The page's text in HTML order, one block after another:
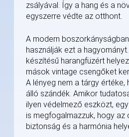
zsályával. Így a hang és a
egyszerre védte az otthont.
A modern
használják ezt a
készítésű harangfüzért
mások vintage csengőket
A lényeg nem a tárgy értéke,
álló szándék. Amikor
ilyen védelmező eszközt,
is megfogalmazzuk, hogy az
biztonság és a harmónia